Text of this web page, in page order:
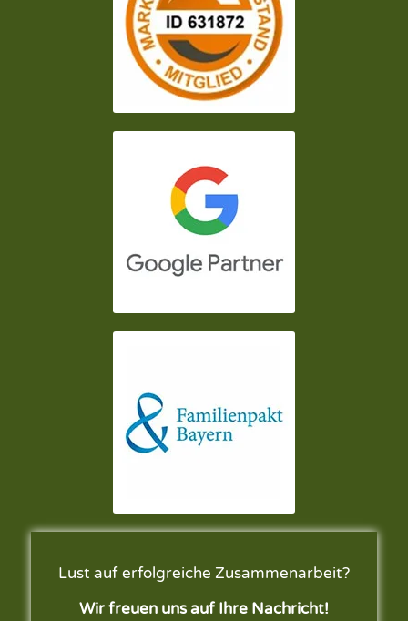
Lust auf erfolgreiche Zusammenarbeit?
Wir freuen uns auf Ihre Nachricht!